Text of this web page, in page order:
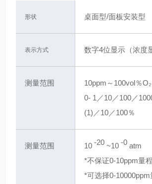
形状 桌面型/面板安装型
表示方式 数字4位显示（浓度
测量范围
10ppm～100vol％O₂
0- 1／10／100／
(1)／10／100％
测量范围 10 -20 ~10 -0 atm
*不保证0-10ppm量
*可选择0-